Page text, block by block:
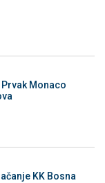
Monaco
KK Bosna